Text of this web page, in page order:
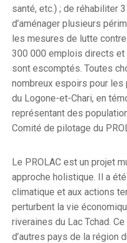
santé, etc.) ; de réhabiliter
d’aménager plusieurs
les mesures de lutte
300 000 emplois directs
sont escomptés. Toutes
nombreux espoirs pour
du Logone-et-Chari, en
représentant des
Comité de pilotage du
Le PROLAC est un projet
approche holistique. Il a
climatique et aux actions
perturbent la vie
riveraines du Lac Tchad.
d’autres pays de la région